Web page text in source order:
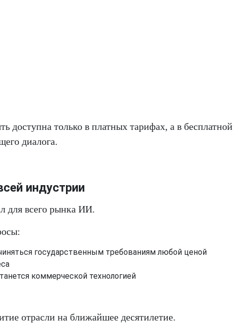
доступна только в платных тарифах, а в бесплатной
диалога.
индустрии
для всего рынка ИИ.
государственным требованиям любой ценой
коммерческой технологией
отрасли на ближайшее десятилетие.